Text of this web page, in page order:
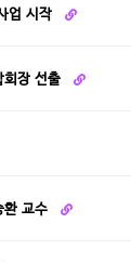
업 시작
회장 선출
환 교수